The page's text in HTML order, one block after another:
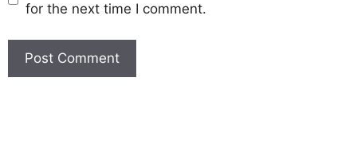
for the next time I comment.